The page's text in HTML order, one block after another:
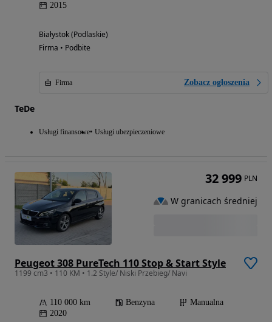
2015
Białystok (Podlaskie)
Firma • Podbite
Firma Zobacz ogłoszenia
TeDe
Usługi finansowe Usługi ubezpieczeniowe
Peugeot 308 PureTech 110 Stop & Start Style
1199 cm3 • 110 KM • 1.2 Style/ Niski Przebieg/ Navi
110 000 km Benzyna
Manualna
2020
32 999 PLN
W granicach średniej